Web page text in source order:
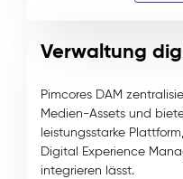
Verwaltung
Pimcores DAM
Medien-Assets und
leistungsstarke
Digital Experience
integrieren lässt.